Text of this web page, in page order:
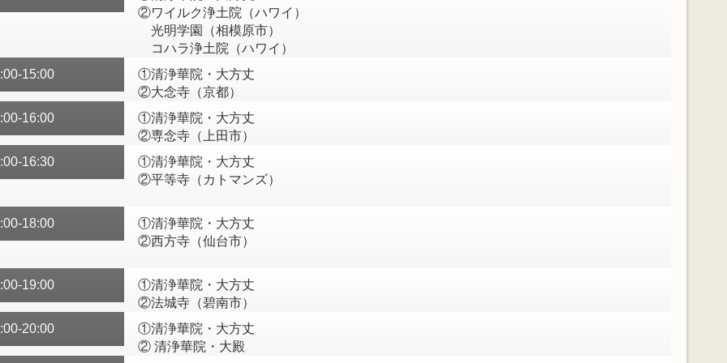
②ワイルク浄土院（ハワイ）
光明学園（相模原市）
コハラ浄土院（ハワイ）
15:00
①清浄華院・大方丈
②大念寺（京都）
16:00
①清浄華院・大方丈
②専念寺（上田市）
16:30
①清浄華院・大方丈
②平等寺（カトマンズ）
18:00
①清浄華院・大方丈
②西方寺（仙台市）
19:00
①清浄華院・大方丈
②法城寺（碧南市）
20:00
①清浄華院・大方丈
② 清浄華院・大殿